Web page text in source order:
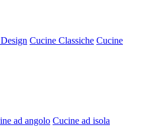
Cucine Classiche Cucine
ad angolo Cucine ad isola